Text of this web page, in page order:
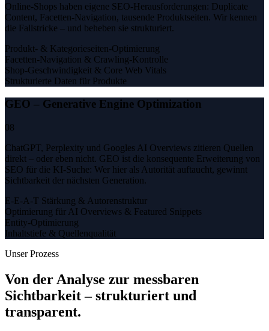
Online-Shops haben eigene SEO-Herausforderungen: Duplicate
Content, Facetten-Navigation, tausende Produktseiten. Wir kennen
die Fallstricke – und beheben sie strukturiert.
Produkt- & Kategorieseiten-Optimierung
Facetten-Navigation & Crawling-Kontrolle
Shop-Geschwindigkeit & Core Web Vitals
Strukturierte Daten für Produkte
GEO – Generative Engine Optimization
08
ChatGPT, Perplexity und Googles AI Overviews zitieren Quellen
direkt – oder eben nicht. GEO ist die konsequente Erweiterung von
SEO für die KI-Suche: Wer hier als Autorität auftaucht, gewinnt
Sichtbarkeit der nächsten Generation.
E-E-A-T Stärkung & Autorenstruktur
Optimierung für AI Overviews & Featured Snippets
Entity-Optimierung
Inhaltstiefe & Quellenqualität
Unser Prozess
Von der Analyse zur messbaren
Sichtbarkeit – strukturiert und
transparent.